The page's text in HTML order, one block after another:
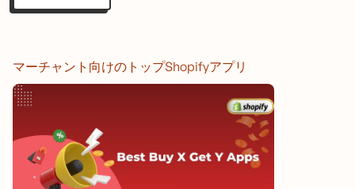
マーチャント向けのトップShopifyアプリ